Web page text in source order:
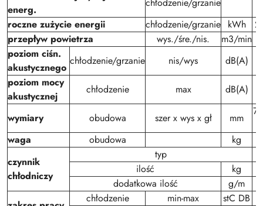
energ.
roczne zużycie energii
chłodzenie/grzanie kWh
przepływ powietrza
wys./śre./nis.
m3/min
poziom ciśn.
akustycznego
chłodzenie/grzanie nis/wys
dB(A)
poziom mocy
akustycznej
chłodzenie max dB(A)
wymiary obudowa szer x wys x gł mm
waga obudowa
kg
czynnik
chłodniczy
typ
ilość
kg
dodatkowa ilość
g/m
chłodzenie min-max
stC DB